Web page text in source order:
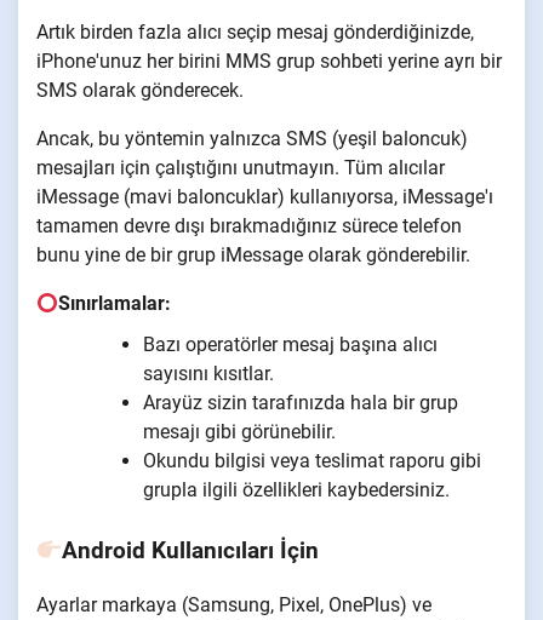
Artık birden fazla alıcı seçip mesaj gönderdiğinizde,
iPhone'unuz her birini MMS grup sohbeti yerine ayrı bir
SMS olarak gönderecek.
Ancak, bu yöntemin yalnızca SMS (yeşil baloncuk)
mesajları için çalıştığını unutmayın. Tüm alıcılar
iMessage (mavi baloncuklar) kullanıyorsa, iMessage'ı
tamamen devre dışı bırakmadığınız sürece telefon
bunu yine de bir grup iMessage olarak gönderebilir.
Sınırlamalar:
Bazı operatörler mesaj başına alıcı
sayısını kısıtlar.
Arayüz sizin tarafınızda hala bir grup
mesajı gibi görünebilir.
Okundu bilgisi veya teslimat raporu gibi
grupla ilgili özellikleri kaybedersiniz.
Android Kullanıcıları İçin
Ayarlar markaya (Samsung, Pixel, OnePlus) ve